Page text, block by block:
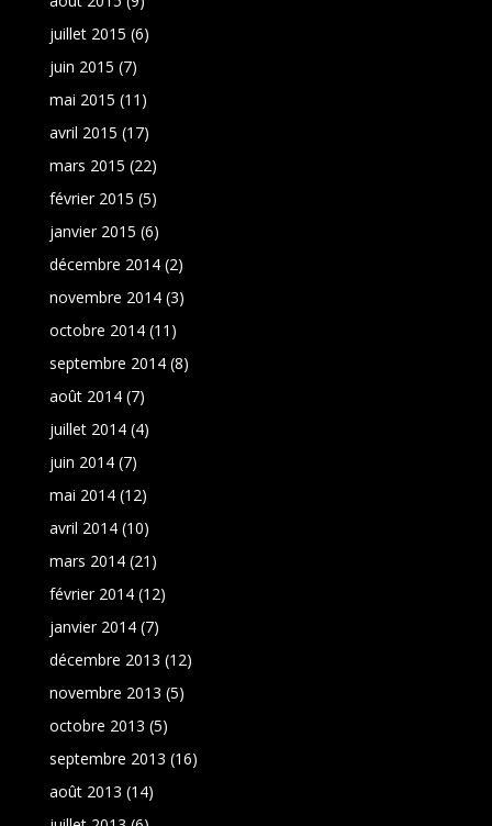
juillet 2015 (6)
juin 2015 (7)
mai 2015 (11)
avril 2015 (17)
mars 2015 (22)
février 2015 (5)
janvier 2015 (6)
décembre 2014(2)
novembre 2014(3)
octobre 2014(11)
septembre 2014(8)
août 2014(7)
juillet 2014(4)
juin 2014(7)
mai 2014(12)
avril 2014(10)
mars 2014(21)
février 2014(12)
janvier 2014(7)
décembre 2013 (12)
novembre 2013 (5)
octobre 2013 (5)
septembre 2013 (16)
août 2013 (14)